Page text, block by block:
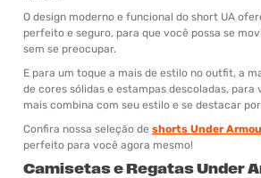
O design moderno e funcional do short UA
perfeito e seguro, para que você possa se
sem se preocupar.
E para um toque a mais de estilo no outfit, a
de cores sólidas e estampas descoladas, para
mais combina com seu estilo e se destacar
Confira nossa seleção de shorts Under
perfeito para você agora mesmo!
Camisetas e Regatas Under